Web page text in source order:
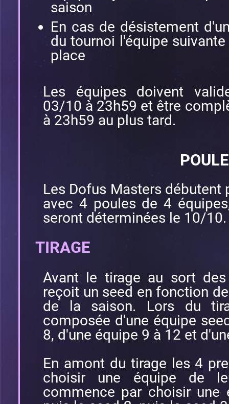
saison
En cas de désistement
du tournoi l'équipe
place
Les équipes doivent
03/10 à 23h59 et être
à 23h59 au plus tard.
Les Dofus Masters débutent
avec 4 poules de 4
seront déterminées le 10/10.
TIRAGE
Avant le tirage au sort
reçoit un seed en fonction
de la saison. Lors du
composée d'une équipe
8, d'une équipe 9 à 12 et
En amont du tirage les 4
choisir une équipe de
commence par choisir